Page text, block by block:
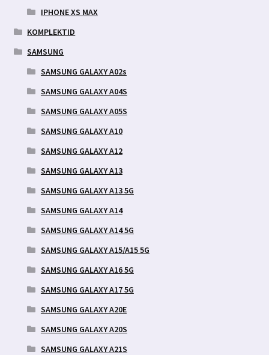
IPHONE XS MAX
KOMPLEKTID
SAMSUNG
SAMSUNG GALAXY A02s
SAMSUNG GALAXY A04S
SAMSUNG GALAXY A05S
SAMSUNG GALAXY A10
SAMSUNG GALAXY A12
SAMSUNG GALAXY A13
SAMSUNG GALAXY A13 5G
SAMSUNG GALAXY A14
SAMSUNG GALAXY A14 5G
SAMSUNG GALAXY A15/A15 5G
SAMSUNG GALAXY A16 5G
SAMSUNG GALAXY A17 5G
SAMSUNG GALAXY A20E
SAMSUNG GALAXY A20S
SAMSUNG GALAXY A21S